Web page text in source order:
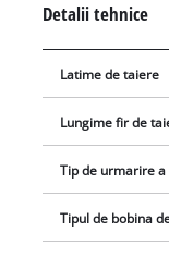
fir de schimb. Cu
functioneaza din
Detalii tehnice
Latime de taiere
Lungime fir de
Tip de urmarire
Tipul de bobina